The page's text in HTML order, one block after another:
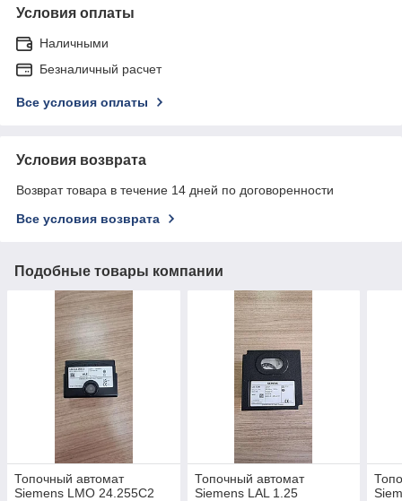
Условия оплаты
Наличными
Безналичный расчет
Все условия оплаты
Условия возврата
Возврат товара в течение 14 дней по договоренности
Все условия возврата
Подобные товары компании
Топочный автомат
Siemens LMO 24.255C2
Топочный автомат
Siemens LAL 1.25